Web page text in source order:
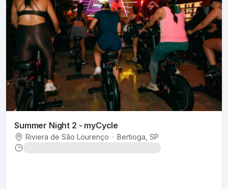
Summer Night 2 - myCycle
Riviera de São Lourenço • Bertioga , SP